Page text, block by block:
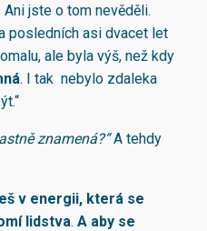
Ani jste o tom nevěděli.
posledních asi dvacet let
ale byla výš, než kdy
. I tak nebylo zdaleka
znamená?“A tehdy
v energii, která se
lidstva. A aby se